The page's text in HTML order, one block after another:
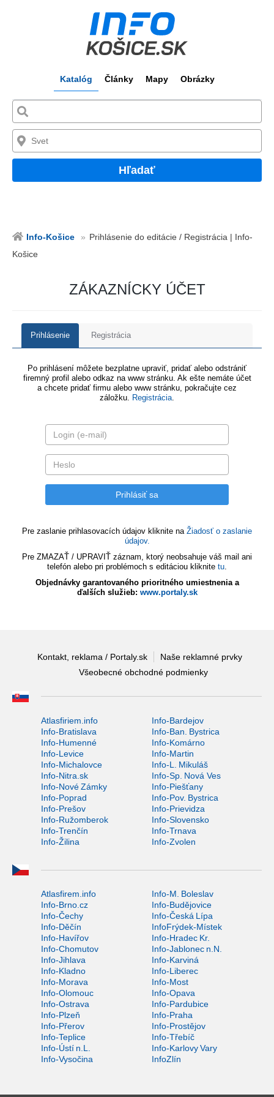
Katalóg Články Mapy Obrázky
Hľadať
Info-Košice
Prihlásenie do editácie / Registrácia | Info-
Košice
ZÁKAZNÍCKY ÚČET
Prihlásenie Registrácia
Po prihlásení môžete bezplatne upraviť, pridať alebo odstrániť
firemný profil alebo odkaz na www stránku. Ak ešte nemáte účet
a chcete pridať firmu alebo www stránku, pokračujte cez
záložku. Registrácia.
Pre zaslanie prihlasovacích údajov kliknite na Žiadosť o zaslanie
údajov.
Pre ZMAZAŤ / UPRAVIŤ záznam, ktorý neobsahuje váš mail ani
telefón alebo pri problémoch s editáciou kliknite tu.
Objednávky garantovaného prioritného umiestnenia a
ďalších služieb: www.portaly.sk
Kontakt, reklama / Portaly.sk
Naše reklamné prvky
Všeobecné obchodné podmienky
Atlasfiriem.info
Info-Bardejov
Info-Bratislava
Info-Ban. Bystrica
Info-Humenné
Info-Komárno
Info-Levice
Info-Martin
Info-Michalovce
Info-L. Mikuláš
Info-Nitra.sk
Info-Sp. Nová Ves
Info-Nové Zámky
Info-Piešťany
Info-Poprad
Info-Pov. Bystrica
Info-Prešov
Info-Prievidza
Info-Ružomberok
Info-Slovensko
Info-Trenčín
Info-Trnava
Info-Žilina
Info-Zvolen
Atlasfirem.info
Info-M. Boleslav
Info-Brno.cz
Info-Budějovice
Info-Čechy
Info-Česká Lípa
Info-Děčín
InfoFrýdek-Místek
Info-Havířov
Info-Hradec Kr.
Info-Chomutov
Info-Jablonec n.N.
Info-Jihlava
Info-Karviná
Info-Kladno
Info-Liberec
Info-Morava
Info-Most
Info-Olomouc
Info-Opava
Info-Ostrava
Info-Pardubice
Info-Plzeň
Info-Praha
Info-Přerov
Info-Prostějov
Info-Teplice
Info-Třebíč
Info-Ústí n.L.
Info-Karlovy Vary
Info-Vysočina
InfoZlín